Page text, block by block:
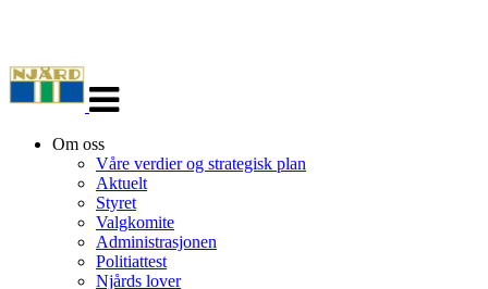
navigasjon
Om oss
Våre verdier og strategisk plan
Aktuelt
Styret
Valgkomite
Administrasjonen
Politiattest
Njårds lover